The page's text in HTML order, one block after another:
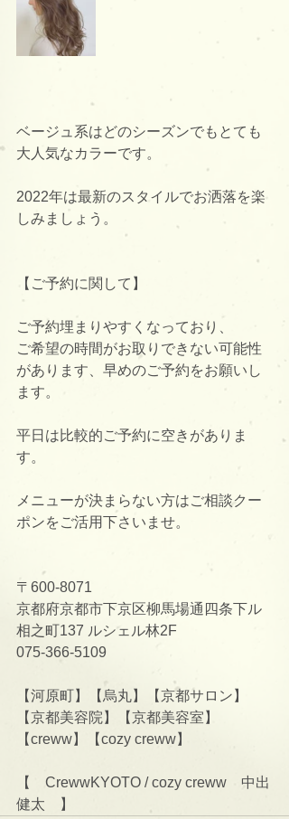
ベージュ系はどのシーズンでもとても
大人気なカラーです。
2022年は最新のスタイルでお洒落を楽
しみましょう。
【ご予約に関して】
ご予約埋まりやすくなっており、
ご希望の時間がお取りできない可能性
があります、早めのご予約をお願いし
ます。
平日は比較的ご予約に空きがありま
す。
メニューが決まらない方はご相談クー
ポンをご活用下さいませ。
〒600-8071
京都府京都市下京区柳馬場通四条下ル
相之町137 ルシェル林2F
075-366-5109
【河原町】【烏丸】【京都サロン】
【京都美容院】【京都美容室】
【creww】【cozy creww】
【　CrewwKYOTO / cozy creww　中出
健太　】